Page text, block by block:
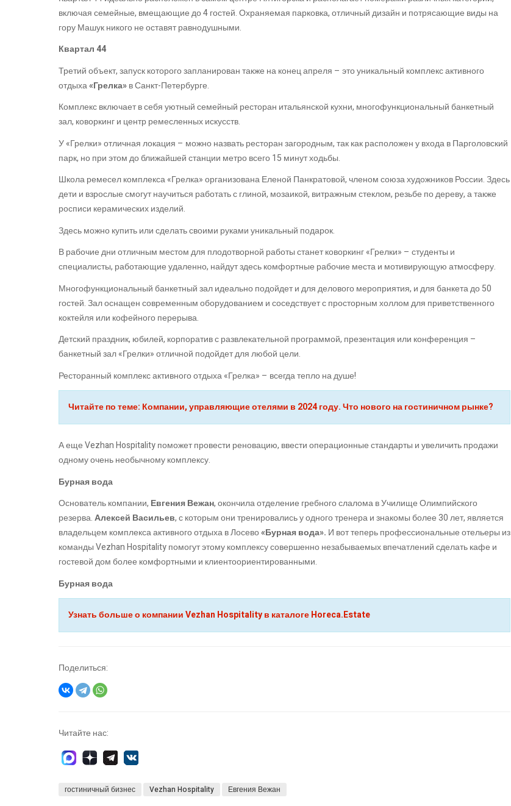
включая семейные, вмещающие до 4 гостей. Охраняемая парковка, отличный дизайн и потрясающие виды на
гору Машук никого не оставят равнодушными.
Квартал 44
Третий объект, запуск которого запланирован также на конец апреля – это уникальный комплекс активного
отдыха«Грелка»в Санкт-Петербурге.
Комплекс включает в себя уютный семейный ресторан итальянской кухни, многофункциональный банкетный
зал, коворкинг и центр ремесленных искусств.
У «Грелки» отличная локация – можно назвать ресторан загородным, так как расположен у входа в Парголовский
парк, но при этом до ближайшей станции метро всего 15 минут ходьбы.
Школа ремесел комплекса «Грелка» организована Еленой Панкратовой, членом союза художников России. Здесь
дети и взрослые смогут научиться работать с глиной, мозаикой, витражным стеклом, резьбе по дереву, а также
росписи керамических изделий.
Здесь можно купить или сделать своими руками уникальный подарок.
В рабочие дни отличным местом для плодотворной работы станет коворкинг «Грелки» – студенты и
специалисты, работающие удаленно, найдут здесь комфортные рабочие места и мотивирующую атмосферу.
Многофункциональный банкетный зал идеально подойдет и для делового мероприятия, и для банкета до 50
гостей. Зал оснащен современным оборудованием и соседствует с просторным холлом для приветственного
коктейля или кофейного перерыва.
Детский праздник, юбилей, корпоратив с развлекательной программой, презентация или конференция –
банкетный зал «Грелки» отличной подойдет для любой цели.
Ресторанный комплекс активного отдыха «Грелка» – всегда тепло на душе!
Читайте по теме: Компании, управляющие отелями в 2024 году. Что нового на гостиничном рынке?
А еще Vezhan Hospitality поможет провести реновацию, ввести операционные стандарты и увеличить продажи
одному очень необычному комплексу.
Бурная вода
Основатель компании, Евгения Вежан, окончила отделение гребного слалома в Училище Олимпийского
резерва.Алексей Васильев, с которым они тренировались у одного тренера и знакомы более 30 лет, является
владельцем комплекса активного отдыха в Лосево«Бурная вода». И вот теперь профессиональные отельеры из
команды Vezhan Hospitality помогут этому комплексу совершенно незабываемых впечатлений сделать кафе и
гостевой дом более комфортными и клиентоориентированными.
Бурная вода
Узнать больше о компании Vezhan Hospitality в каталоге Horeca.Estate
Поделиться:
Читайте нас:
гостиничный бизнес Vezhan Hospitality Евгения Вежан